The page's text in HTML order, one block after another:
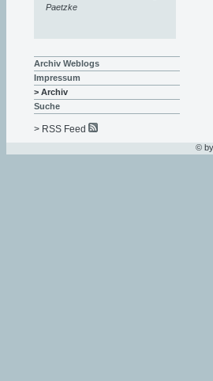
Paetzke
Archiv Weblogs
Impressum
> Archiv
Suche
> RSS Feed
©